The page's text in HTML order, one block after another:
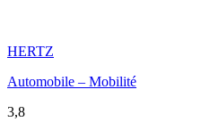
HERTZ
Automobile – Mobilité
3,8